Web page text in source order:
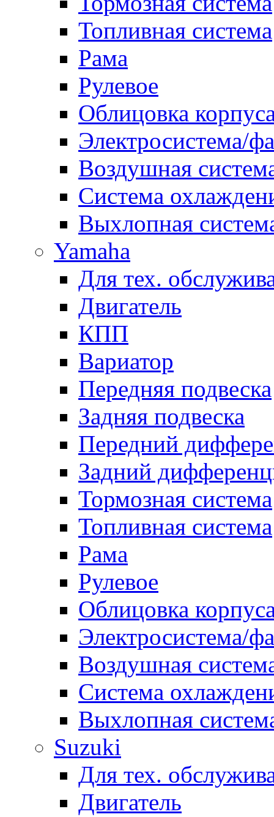
Топливная система
Рама
Рулевое
Облицовка
Электросистема/
Воздушная
Система
Выхлопная
Yamaha
Для тех.
Двигатель
КПП
Вариатор
Передняя подвеска
Задняя подвеска
Передний
Задний
Тормозная система
Топливная система
Рама
Рулевое
Облицовка
Электросистема/
Воздушная
Система
Выхлопная
Suzuki
Для тех.
Двигатель